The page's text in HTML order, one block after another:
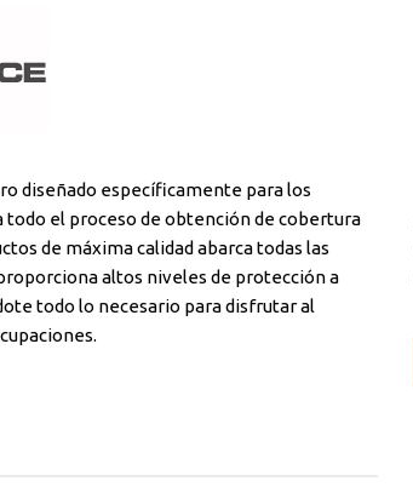
diseñado específicamente para los
todo el proceso de obtención de cobertura
de máxima calidad abarca todas las
altos niveles de protección a
todo lo necesario para disfrutar al